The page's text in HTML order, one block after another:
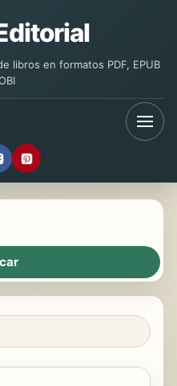
libros en formatos PDF, EPUB